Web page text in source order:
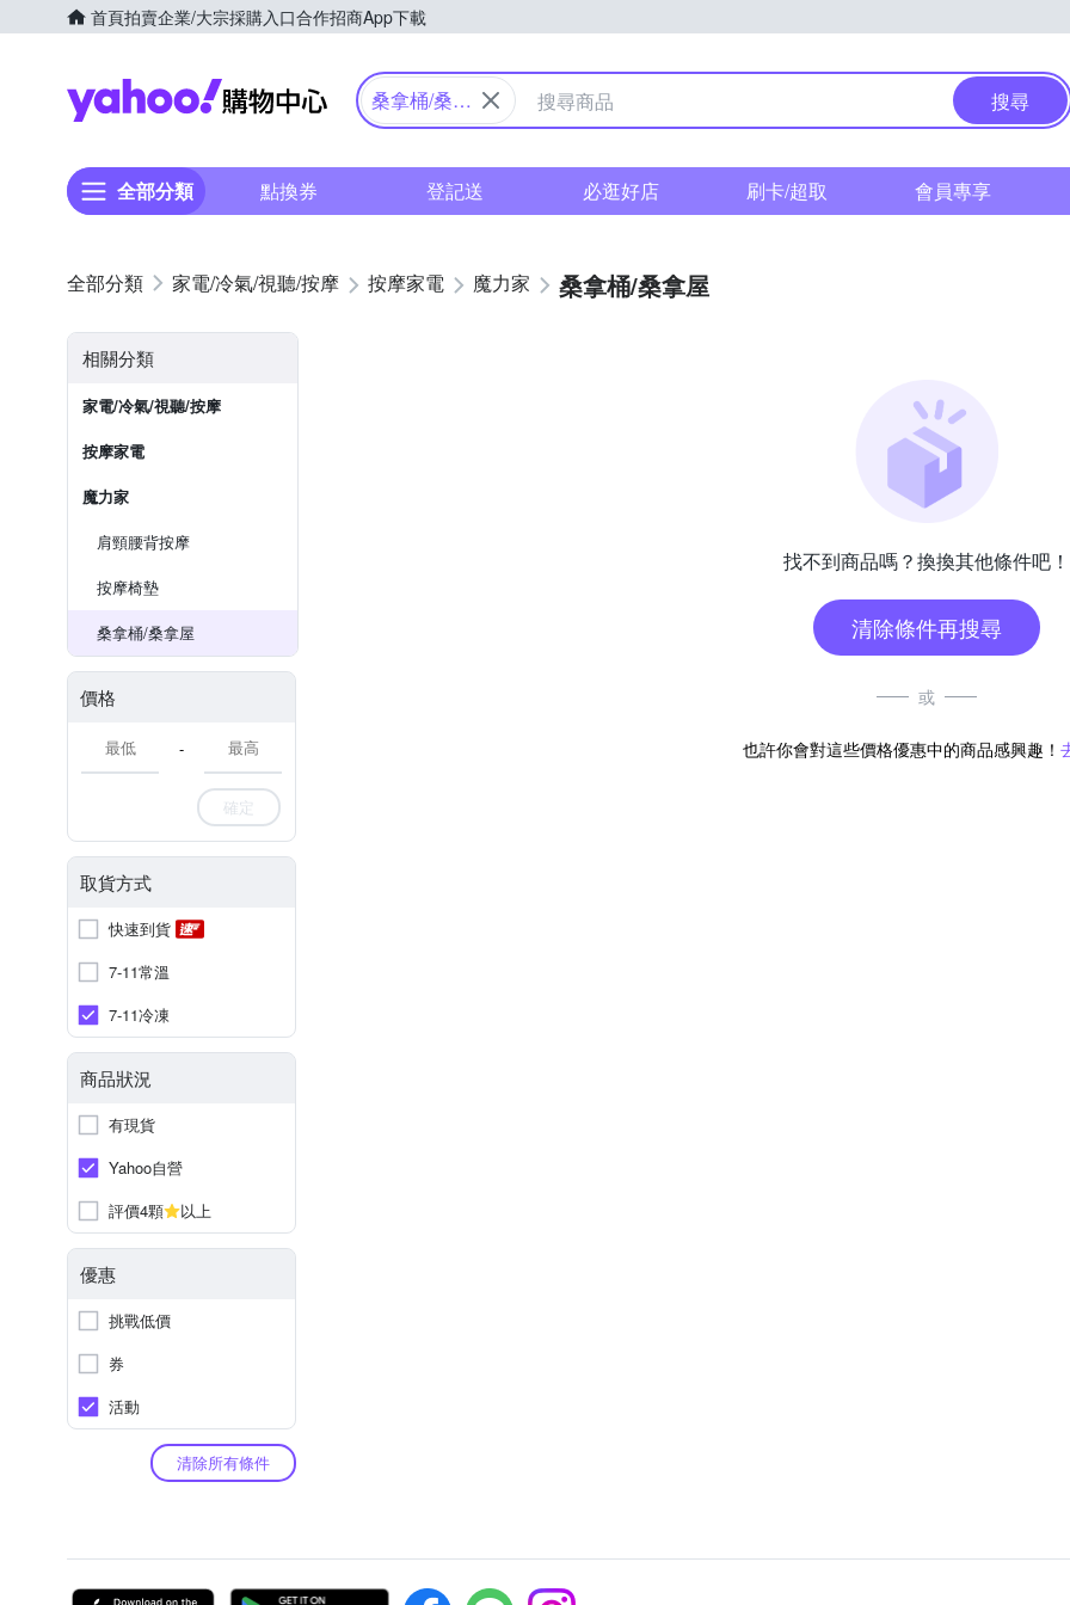
首頁拍賣企業/大宗採購入口合作招商App下載
Yahoo購物中心
桑拿桶/桑拿
搜尋
全部分類 點換券 登記送 必逛好店 刷卡/超取 會員專享
家電/冷氣/視聽/按摩 按摩家電 魔力家 桑拿桶/桑拿屋
相關分類
家電/冷氣/視聽/按摩
按摩家電
魔力家
肩頸腰背按摩
按摩椅墊
桑拿桶/桑拿屋
價格
-
確定
取貨方式
快速到貨
7-11常溫
7-11冷凍
商品狀況
有現貨
Yahoo自營
評價4顆
以上
優惠
挑戰低價
券
活動
清除所有條件
找不到商品嗎？換換其他條件吧！
清除條件再搜尋
或
也許你會對這些價格優惠中的商品感興趣！